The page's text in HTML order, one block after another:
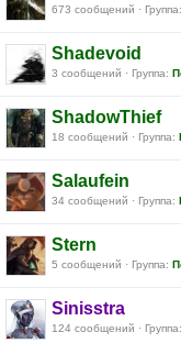
673 сообщений · Группа:
Shadevoid
3 сообщений · Группа:
ShadowThief
18 сообщений · Группа:
Salaufein
34 сообщений · Группа:
Stern
5 сообщений · Группа:
Sinisstra
124 сообщений · Группа: